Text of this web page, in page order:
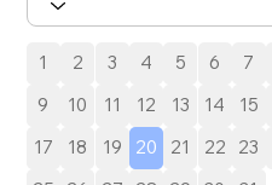
1 2 3 4 5 6 7
9
10 11 12 13 14 15
17
18 19 20 21 22 23